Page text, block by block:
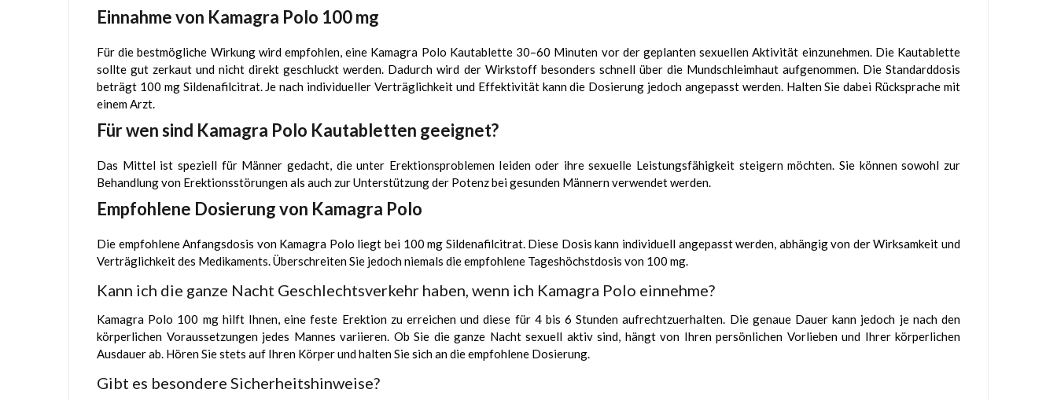
Einnahme von Kamagra Polo 100 mg
Für die bestmögliche Wirkung wird empfohlen, eine Kamagra Polo Kautablette 30–60 Minuten vor der geplanten sexuellen Aktivität einzunehmen. Die Kautablette
sollte gut zerkaut und nicht direkt geschluckt werden. Dadurch wird der Wirkstoff besonders schnell über die Mundschleimhaut aufgenommen. Die Standarddosis
beträgt 100 mg Sildenafilcitrat. Je nach individueller Verträglichkeit und Effektivität kann die Dosierung jedoch angepasst werden. Halten Sie dabei Rücksprache mit
einem Arzt.
Für wen sind Kamagra Polo Kautabletten geeignet?
Das Mittel ist speziell für Männer gedacht, die unter Erektionsproblemen leiden oder ihre sexuelle Leistungsfähigkeit steigern möchten. Sie können sowohl zur
Behandlung von Erektionsstörungen als auch zur Unterstützung der Potenz bei gesunden Männern verwendet werden.
Empfohlene Dosierung von Kamagra Polo
Die empfohlene Anfangsdosis von Kamagra Polo liegt bei 100 mg Sildenafilcitrat. Diese Dosis kann individuell angepasst werden, abhängig von der Wirksamkeit und
Verträglichkeit des Medikaments. Überschreiten Sie jedoch niemals die empfohlene Tageshöchstdosis von 100 mg.
Kann ich die ganze Nacht Geschlechtsverkehr haben, wenn ich Kamagra Polo einnehme?
Kamagra Polo 100 mg hilft Ihnen, eine feste Erektion zu erreichen und diese für 4 bis 6 Stunden aufrechtzuerhalten. Die genaue Dauer kann jedoch je nach den
körperlichen Voraussetzungen jedes Mannes variieren. Ob Sie die ganze Nacht sexuell aktiv sind, hängt von Ihren persönlichen Vorlieben und Ihrer körperlichen
Ausdauer ab. Hören Sie stets auf Ihren Körper und halten Sie sich an die empfohlene Dosierung.
Gibt es besondere Sicherheitshinweise?